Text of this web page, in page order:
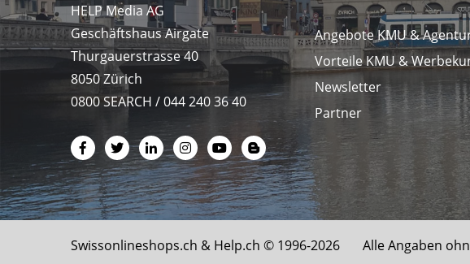
HELP Media AG
Geschäftshaus Airgate
Thurgauerstrasse 40
8050 Zürich
0800 SEARCH / 044 240 36 40
Angebote KMU &
Vorteile KMU &
Newsletter
Partner
Swissonlineshops.ch & Help.ch © 1996-2026 Alle Angaben